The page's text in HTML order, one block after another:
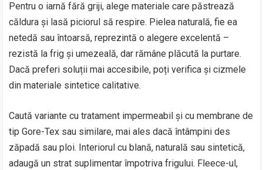
Pentru o iarnă fără griji, alege materiale care păstrează
căldura și lasă piciorul să respire. Pielea naturală, fie ea
netedă sau întoarsă, reprezintă o alegere excelentă –
rezistă la frig și umezeală, dar rămâne plăcută la purtare.
Dacă preferi soluții mai accesibile, poți verifica și cizmele
din materiale sintetice calitative.
Caută variante cu tratament impermeabil și cu membrane de
tip Gore-Tex sau similare, mai ales dacă întâmpini des
zăpadă sau ploi. Interiorul cu blană, naturală sau sintetică,
adaugă un strat suplimentar împotriva frigului. Fleece-ul,